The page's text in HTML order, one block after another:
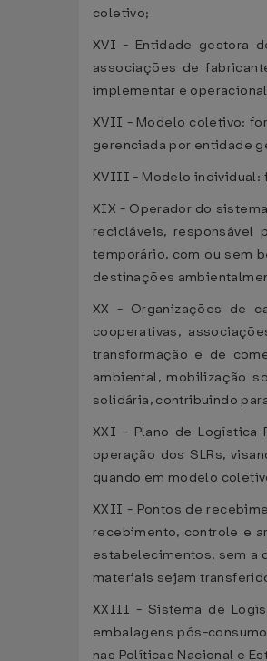
coletivo;
XVI - Entidade gestora
associações de
implementar e
XVII - Modelo coletivo:
gerenciada por entidade
XVIII - Modelo individual:
XIX - Operador do
recicláveis, responsável
temporário, com ou sem
destinações
XX - Organizações de
cooperativas,
transformação e de
ambiental, mobilização
solidária, contribuindo
XXI - Plano de Logística
operação dos SLRs,
quando em modelo
XXII - Pontos de
recebimento, controle e
estabelecimentos, sem a
materiais sejam
XXIII - Sistema de
embalagens pós-
nas Políticas Nacional e